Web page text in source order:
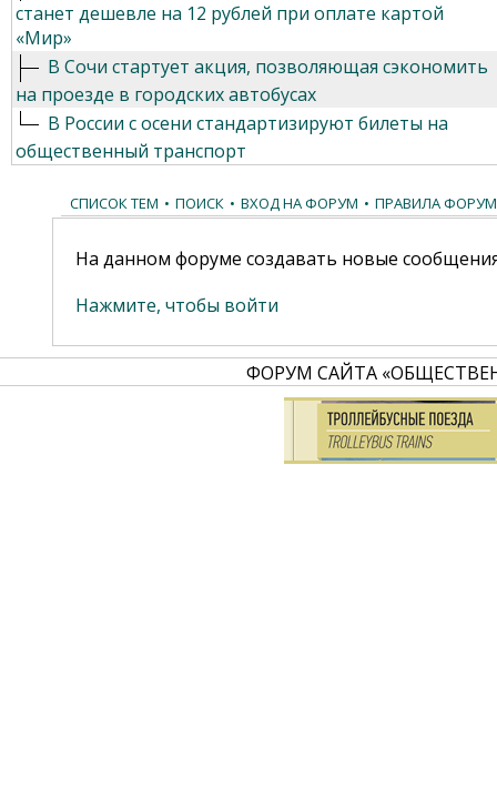
станет дешевле на 12 рублей при оплате картой
«Мир»
В Сочи стартует акция, позволяющая сэкономить
на проезде в городских автобусах
В России с осени стандартизируют билеты на
общественный транспорт
СПИСОК ТЕМ • ПОИСК • ВХОД НА ФОРУМ • ПРАВИЛА
На данном форуме создавать новые
Нажмите, чтобы войти
ФОРУМ САЙТА